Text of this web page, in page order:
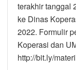
terakhir tanggal
ke Dinas
2022. Formulir
Koperasi dan
http://bit.ly/